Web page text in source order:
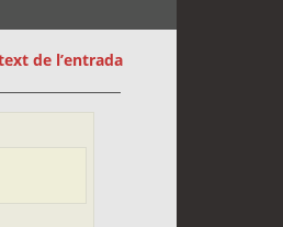
de l’entrada